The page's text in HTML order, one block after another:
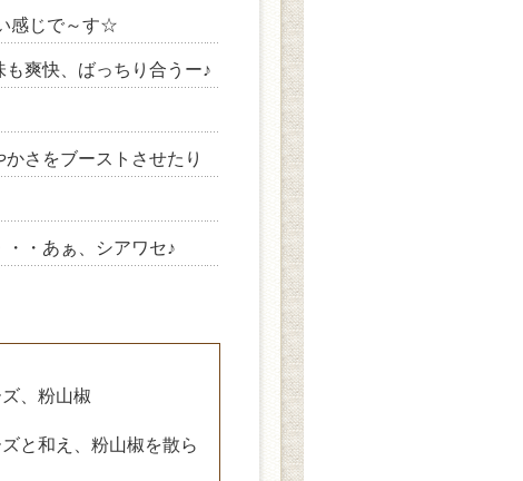
感じで～す☆
爽快、ばっちり合うー♪
さをブーストさせたり
・あぁ、シアワセ♪
、粉山椒
と和え、粉山椒を散ら